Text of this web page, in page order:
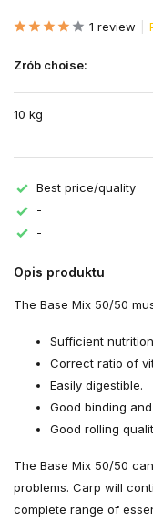
1 review
Zrób choise:
10 kg
-
Best price/quality
-
-
Opis produktu
The Base Mix 50/50
Sufficient
Correct ratio of
Easily digestible.
Good binding
Good rolling
The Base Mix 50/50
problems. Carp will
complete range of